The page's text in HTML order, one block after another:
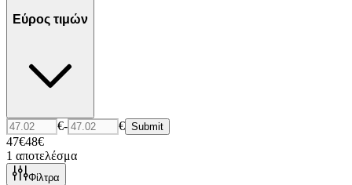
Εύρος τιμών
€- € Submit
47€48€
1 αποτελέσμα
Φίλτρα